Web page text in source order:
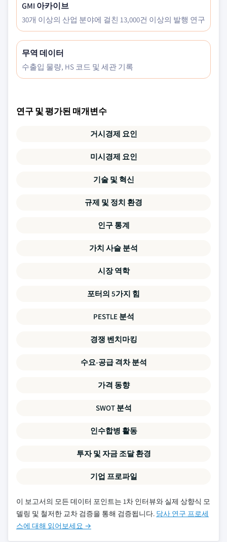
GMI 아카이브
30개 이상의 산업 분야에 걸친 13,000건 이상의 발행 연구
무역 데이터
수출입 물량, HS 코드 및 세관 기록
연구 및 평가된 매개변수
거시경제 요인
미시경제 요인
기술 및 혁신
규제 및 정치 환경
인구 통계
가치 사슬 분석
시장 역학
포터의 5가지 힘
PESTLE 분석
경쟁 벤치마킹
수요-공급 격차 분석
가격 동향
SWOT 분석
인수합병 활동
투자 및 자금 조달 환경
기업 프로파일
이 보고서의 모든 데이터 포인트는 1차 인터뷰와 실제 상향식 모
델링 및 철저한 교차 검증을 통해 검증됩니다. 당사 연구 프로세
스에 대해 읽어보세요 →